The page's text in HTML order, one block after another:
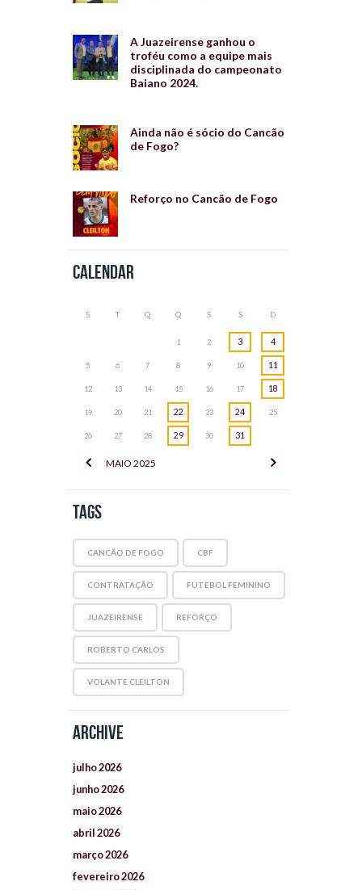
A Juazeirense ganhou o
troféu como a equipe mais
disciplinada do campeonato
Baiano 2024.
Ainda não é sócio do Cancão
de Fogo?
Reforço no Cancão de Fogo
Calendar
MAIO 2025
S T Q Q S S D
1 2 3 4
5 6 7 8 9 10 11
12 13 14 15 16 17 18
19 20 21 22 23 24 25
26 27 28 29 30 31
Tags
CANCÃO DE FOGO CBF
CONTRATAÇÃO FUTEBOL FEMININO
JUAZEIRENSE REFORÇO
ROBERTO CARLOS
VOLANTE CLEILTON
Archive
julho2026
junho2026
maio2026
abril2026
março2026
fevereiro2026